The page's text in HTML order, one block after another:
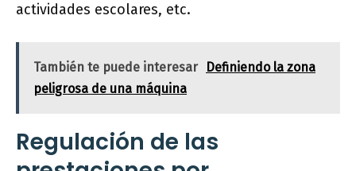
actividades escolares, etc.
También te puede interesar
Definiendo la zona
peligrosa de una máquina
Regulación de las